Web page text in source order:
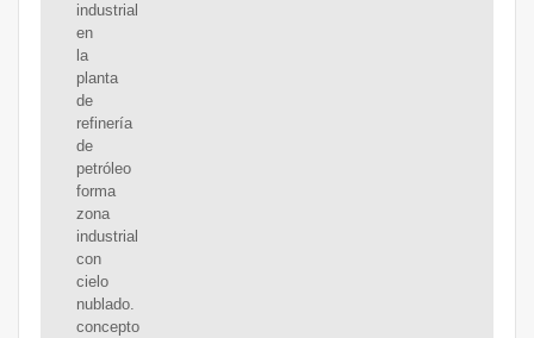
industrial
en
la
planta
de
refinería
de
petróleo
forma
zona
industrial
con
cielo
nublado.
concepto